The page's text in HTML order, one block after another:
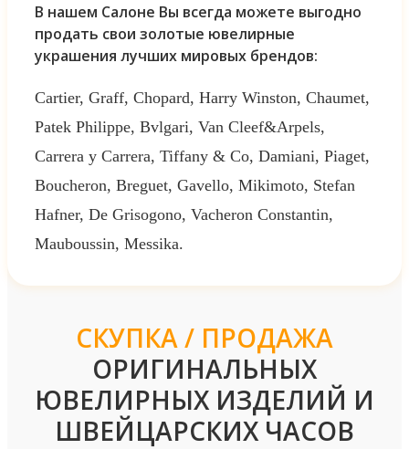
В нашем Салоне Вы всегда можете выгодно
продать свои золотые ювелирные
украшения лучших мировых брендов:
Cartier, Graff, Chopard, Harry Winston, Chaumet,
Patek Philippe, Bvlgari, Van Cleef&Arpels,
Carrera y Carrera, Tiffany & Co, Damiani, Piaget,
Boucheron, Breguet, Gavello, Mikimoto, Stefan
Hafner, De Grisogono, Vacheron Constantin,
Mauboussin, Messika.
СКУПКА / ПРОДАЖА
ОРИГИНАЛЬНЫХ
ЮВЕЛИРНЫХ ИЗДЕЛИЙ И
ШВЕЙЦАРСКИХ ЧАСОВ